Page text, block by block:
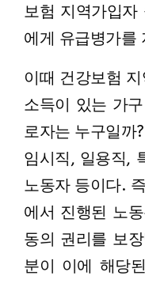
보험 지역가입
에게 유급병가를
이때 건강보험
소득이 있는 가
로자는 누구일까
임시직, 일용직,
노동자 등이다.
에서 진행된 노
동의 권리를 보
분이 이에 해당